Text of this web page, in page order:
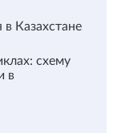
Казахстане
схему
в